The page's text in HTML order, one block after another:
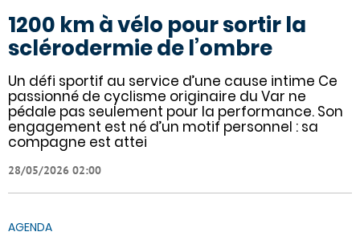
1200 km à vélo pour sortir la
sclérodermie de l’ombre
Un défi sportif au service d’une cause intime Ce
passionné de cyclisme originaire du Var ne
pédale pas seulement pour la performance. Son
engagement est né d’un motif personnel : sa
compagne est attei
28/05/2026 02:00
AGENDA